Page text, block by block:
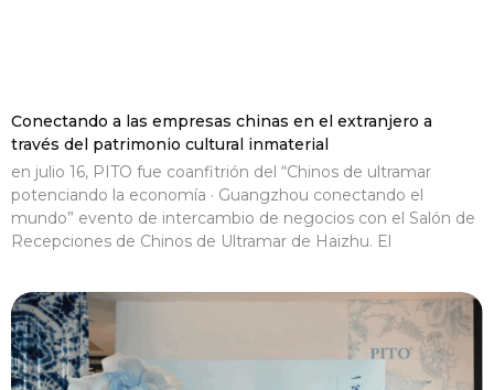
Conectando a las empresas chinas en el extranjero a
través del patrimonio cultural inmaterial
en julio 16, PITO fue coanfitrión del “Chinos de ultramar
potenciando la economía · Guangzhou conectando el
mundo” evento de intercambio de negocios con el Salón de
Recepciones de Chinos de Ultramar de Haizhu. El